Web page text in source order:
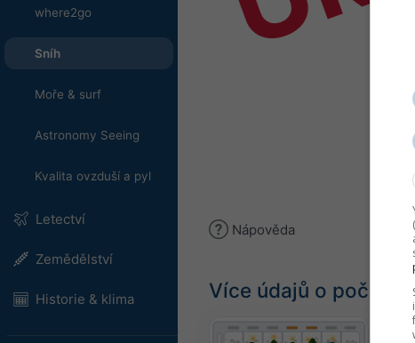
where2go
Sníh
Moře & surf
Astronomy Seeing
Kvalita ovzduší a pyl
Letectví
Zemědělství
Historie & klima
Nápověda
Více údajů o počasí